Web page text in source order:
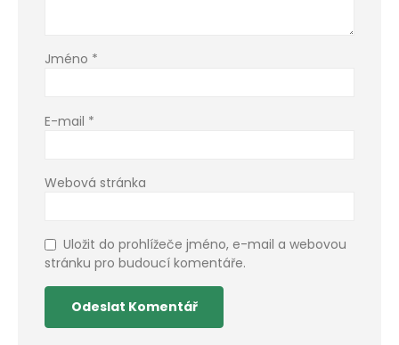
Jméno *
E-mail *
Webová stránka
Uložit do prohlížeče jméno, e-mail a webovou
stránku pro budoucí komentáře.